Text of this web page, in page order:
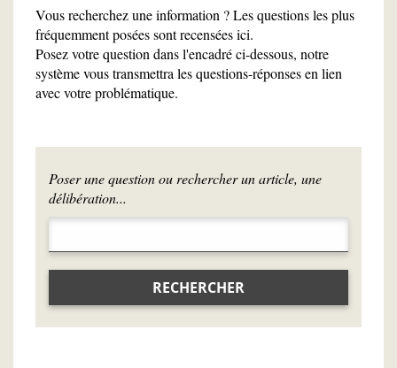
Vous recherchez une information ? Les questions les plus
fréquemment posées sont recensées ici.
Posez votre question dans l'encadré ci-dessous, notre
système vous transmettra les questions-réponses en lien
avec votre problématique.
Poser une question ou rechercher un article, une
délibération...
RECHERCHER